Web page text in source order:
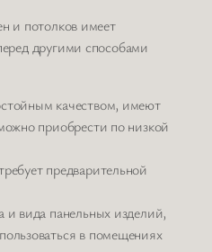
и потолков имеет
другими способами
качеством, имеют
приобрести по низкой
предварительной
и вида панельных изделий,
в помещениях